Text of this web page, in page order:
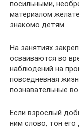
посильными,
материалом
знакомо детям.
На занятиях
осваиваются во
наблюдений на
повседневная
познавательные
Если взрослый
ним слово, тон